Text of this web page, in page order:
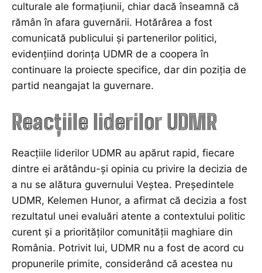
culturale ale formațiunii, chiar dacă înseamnă că
rămân în afara guvernării. Hotărârea a fost
comunicată publicului și partenerilor politici,
evidențiind dorința UDMR de a coopera în
continuare la proiecte specifice, dar din poziția de
partid neangajat la guvernare.
Reacțiile liderilor UDMR
Reacțiile liderilor UDMR au apărut rapid, fiecare
dintre ei arătându-și opinia cu privire la decizia de
a nu se alătura guvernului Veștea. Președintele
UDMR, Kelemen Hunor, a afirmat că decizia a fost
rezultatul unei evaluări atente a contextului politic
curent și a priorităților comunității maghiare din
România. Potrivit lui, UDMR nu a fost de acord cu
propunerile primite, considerând că acestea nu